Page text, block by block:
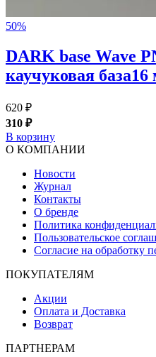
50%
DARK base Wave
каучуковая база16
620 ₽
310 ₽
В корзину
О КОМПАНИИ
Новости
Журнал
Контакты
О бренде
Политика
Пользовательское
Согласие на обработку
ПОКУПАТЕЛЯМ
Акции
Оплата и Доставка
Возврат
ПАРТНЕРАМ